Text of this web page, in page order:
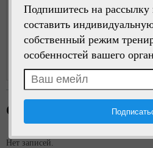
Подпишитесь на
составить
собственный режим
особенностей вашего
Написать сообщение
Стена пользователя
Нет записей.